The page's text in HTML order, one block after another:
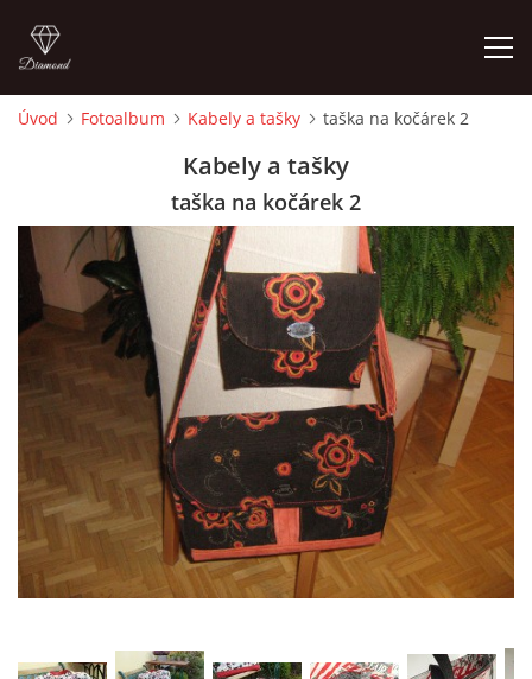
CEDULKY
MOJE POSLEDNÍ PRÁCE
jk-laguna@seznam.cz
Úvod Fotoalbum Kabely a tašky taška na kočárek 2
Kabely a tašky
taška na kočárek 2